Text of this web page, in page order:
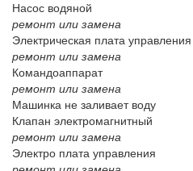
Насос водяной
ремонт или замена
Электрическая плата управления
ремонт или замена
Командоаппарат
ремонт или замена
Машинка не заливает воду
Клапан электромагнитный
ремонт или замена
Электро плата управления